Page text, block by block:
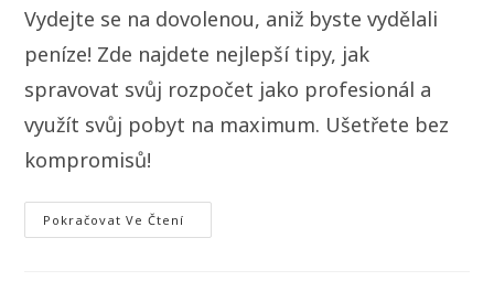
Vydejte se na dovolenou, aniž byste vydělali
peníze! Zde najdete nejlepší tipy, jak
spravovat svůj rozpočet jako profesionál a
využít svůj pobyt na maximum. Ušetřete bez
kompromisů!
Pokračovat Ve Čtení